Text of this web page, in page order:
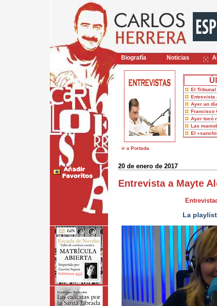
El
Entrevista
Ayer un
Francisco
Ayer tocó
Las
El
ir a Portada
20 de enero de 2017
Entrevista a Mayte
La
Biografía Noticias